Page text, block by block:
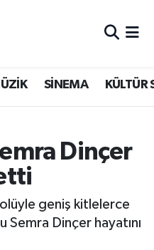
SİNEMA KÜLTÜR
Dinçer
geniş kitlelerce
Semra Dinçer hayatını
ve Fikstür